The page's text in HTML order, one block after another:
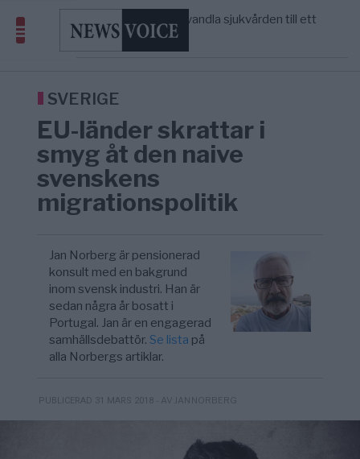
SVERIGE
S och KD vill omvandla sjukvården till ett
geografiskt apartheidsystem
3/8
Massiv anstormning till Ceuta – Misstankar
America” – Finally
SVERIGE
EU-länder skrattar i
smyg åt den naive
svenskens
migrationspolitik
Jan Norberg är pensionerad
konsult med en bakgrund
inom svensk industri. Han är
sedan några år bosatt i
Portugal. Jan är en engagerad
samhällsdebattör.Se lista på
alla Norbergs artiklar.
PUBLICERAD 31 MARS 2018 - AV JAN NORBERG